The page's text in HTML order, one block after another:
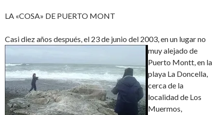
LA «COSA» DE PUERTO MONT
Casi diez años después, el 23 de junio del 2003, enun lugar no
muy alejado de
Puerto Montt, en la
playa La Doncella,
cerca de la
localidad de Los
Muermos,